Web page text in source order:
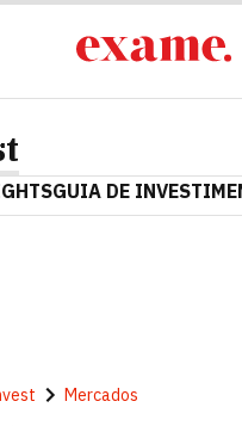
GUIA DE
Mercados